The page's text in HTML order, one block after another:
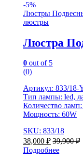
-5%
Люстры
люстры
Люстра
0 out of 5
(0)
Артикул: 833/18-
Тип лампы: led,
Количество
Мощность: 60W
SKU: 833/18
38,000 ₽ 39,900₽
Подробнее